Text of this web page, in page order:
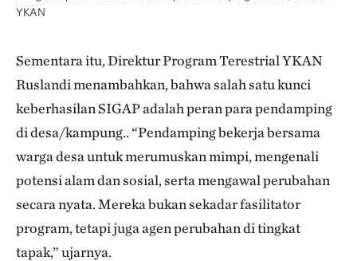
YKAN
Sementara itu, Direktur Program Terestrial YKAN
Ruslandi menambahkan, bahwa salah satu kunci
keberhasilan SIGAP adalah peran para pendamping
di desa/kampung.. “Pendamping bekerja bersama
warga desa untuk merumuskan mimpi, mengenali
potensi alam dan sosial, serta mengawal perubahan
secara nyata. Mereka bukan sekadar fasilitator
program, tetapi juga agen perubahan di tingkat
tapak,” ujarnya.